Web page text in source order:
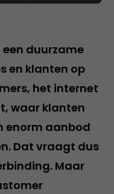
duurzame
en klanten op
het internet
waar klanten
enorm aanbod
Dat vraagt dus
Maar